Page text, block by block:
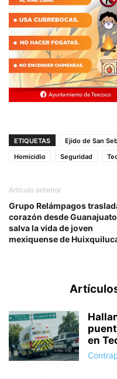
ETIQUETAS Ejido de San
Homicidio
Seguridad
Artículo anterior
Grupo Relámpagos
corazón desde
salva la vida de joven
mexiquense de
en